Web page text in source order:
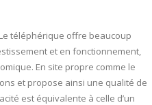
téléphérique offre beaucoup
et en fonctionnement,
En site propre comme le
et propose ainsi une qualité de
est équivalente à celle d’un